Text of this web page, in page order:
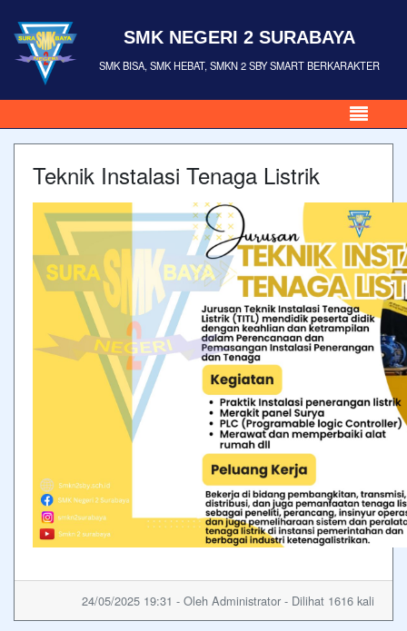
SMK NEGERI 2 SURABAYA
SMK BISA, SMK HEBAT, SMKN 2 SBY SMART BERKARAKTER
Teknik Instalasi Tenaga Listrik
24/05/2025 19:31 - Oleh Administrator - Dilihat 1616 kali